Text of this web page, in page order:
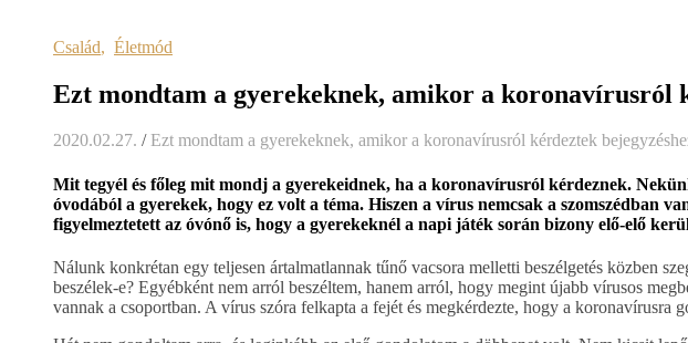
Család, Életmód
Ezt mondtam a gyerekeknek, amikor a koronavírusról
2020.02.27. / Ezt mondtam a gyerekeknek, amikor a koronavírusról kérdeztek
Mit tegyél és főleg mit mondj a gyerekeidnek, ha a koronavírusról kérdeznek.
óvodából a gyerekek, hogy ez volt a téma. Hiszen a vírus nemcsak a szomszédban
figyelmeztetett az óvónő is, hogy a gyerekeknél a napi játék során bizony elő-elő
Nálunk konkrétan egy teljesen ártalmatlannak tűnő vacsora melletti beszélgetés közben
beszélek-e? Egyébként nem arról beszéltem, hanem arról, hogy megint újabb vírusos
vannak a csoportban. A vírus szóra felkapta a fejét és megkérdezte, hogy a koronavírusra